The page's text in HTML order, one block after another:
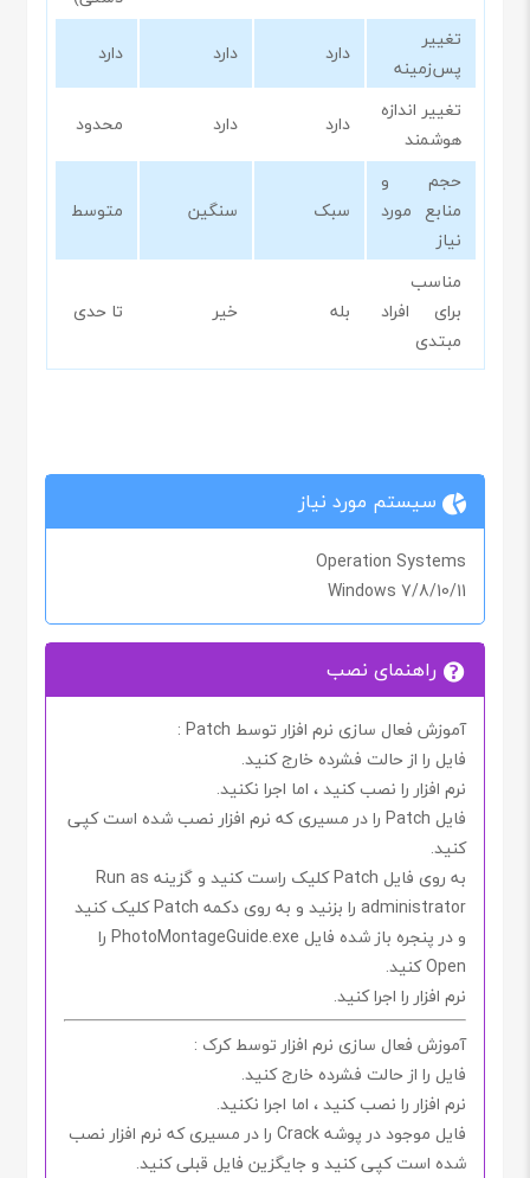
تغییر
پس‌زمینه
دارد دارد
دارد
تغییر اندازه
هوشمند
دارد دارد
محدود
حجم و
منابع مورد
نیاز
سبک سنگین متوسط
مناسب
برای افراد
مبتدی
بله خیر تا حدی
سیستم مورد نیاز
Operation Systems
Windows 7/8/10/11
راهنمای نصب
آموزش فعال سازی نرم افزار توسط Patch :
فایل را از حالت فشرده خارج کنید.
نرم افزار را نصب کنید ، اما اجرا نکنید.
فایل Patch را در مسیری که نرم افزار نصب شده است کپی
کنید.
به روی فایل Patchکلیک راست کنید و گزینه Run as
administrator را بزنید و به روی دکمه Patchکلیک کنید
و در پنجره باز شده فایل PhotoMontageGuide.exe را
Openکنید.
نرم افزار را اجرا کنید.
آموزش فعال سازی نرم افزار توسط کرک :
فایل را از حالت فشرده خارج کنید.
نرم افزار را نصب کنید ، اما اجرا نکنید.
فایل موجود در پوشهCrack را در مسیری که نرم افزار نصب
شده است کپی کنید و جایگزین فایل قبلی کنید.